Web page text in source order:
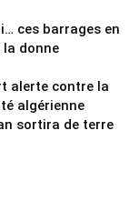
ces barrages en
donne
alerte contre la
algérienne
sortira de terre